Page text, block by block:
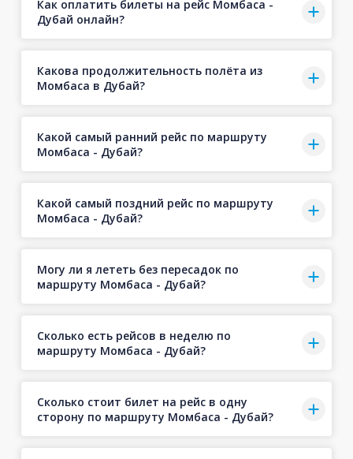
Как оплатить билеты на рейс Момбаса -
Дубай онлайн?
Какова продолжительность полёта из
Момбаса в Дубай?
Какой самый ранний рейс по маршруту
Момбаса - Дубай?
Какой самый поздний рейс по маршруту
Момбаса - Дубай?
Могу ли я лететь без пересадок по
маршруту Момбаса - Дубай?
Сколько есть рейсов в неделю по
маршруту Момбаса - Дубай?
Сколько стоит билет на рейс в одну
сторону по маршруту Момбаса - Дубай?